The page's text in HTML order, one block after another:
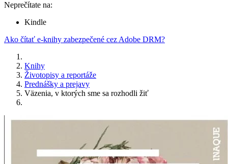
Neprečítate na:
Kindle
Ako čítať e-knihy zabezpečené cez Adobe DRM?
Knihy
Životopisy a reportáže
Prednášky a prejavy
Väzenia, v ktorých sme sa rozhodli žiť